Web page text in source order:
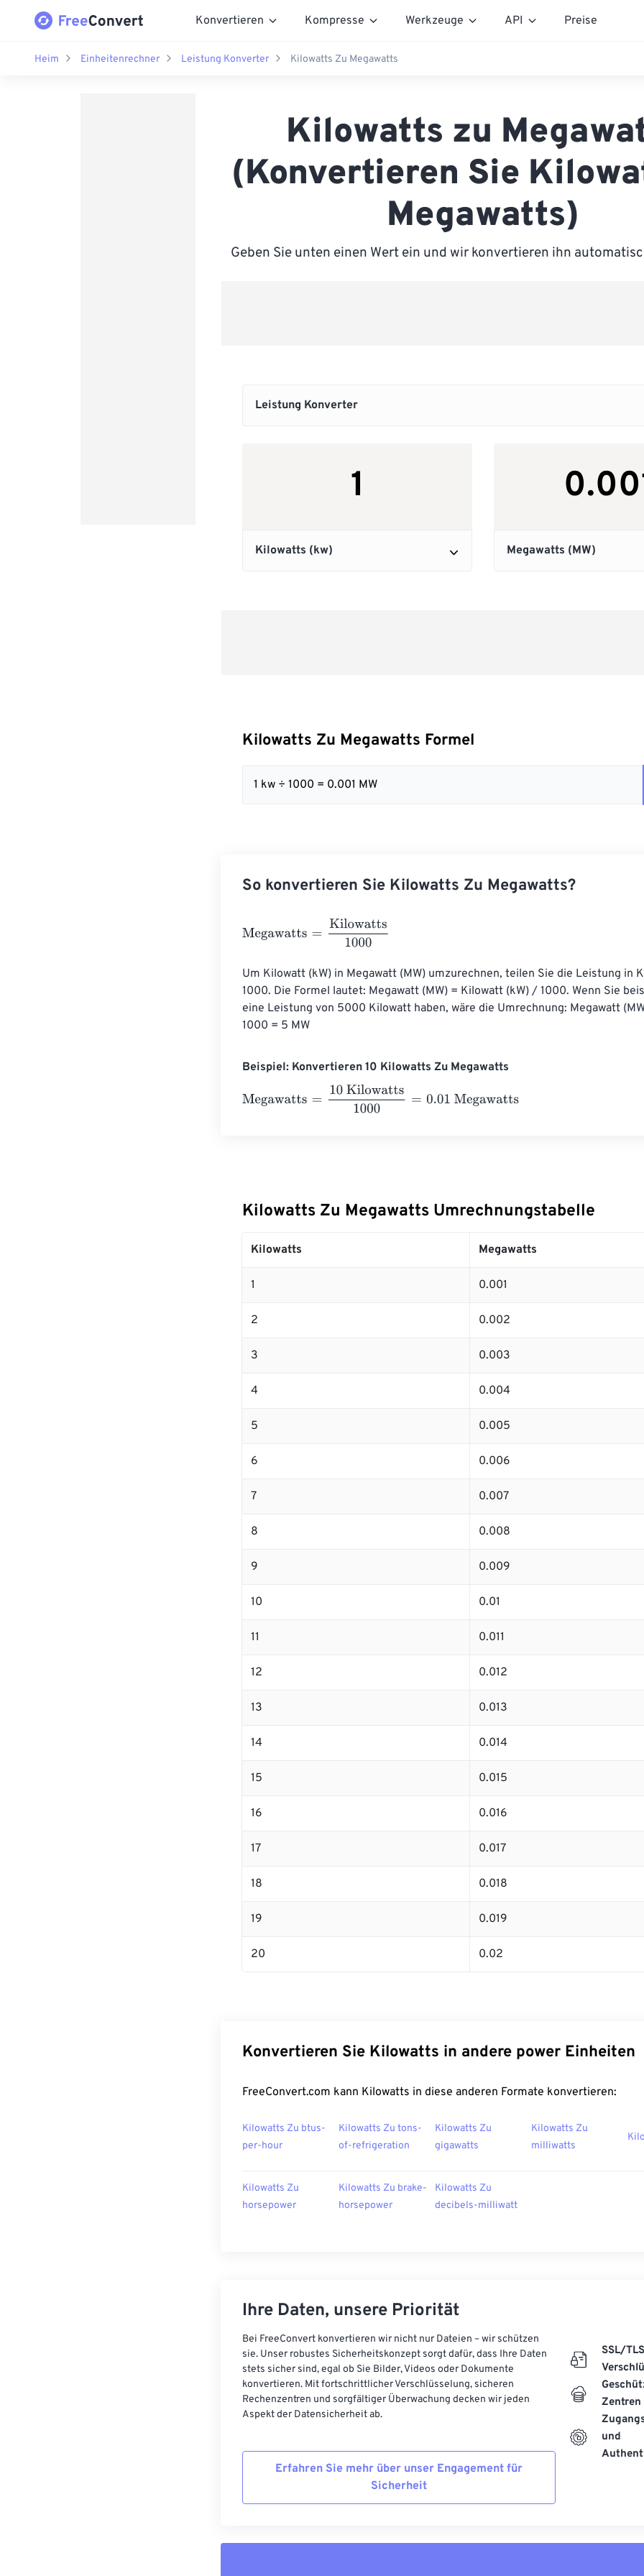
Konvertieren Kompresse Werkzeuge API Preise
Heim Einheitenrechner Leistung Konverter Kilowatts Zu Megawatts
Kilowatts zu
(Konvertieren Sie
Megawatts)
Geben Sie unten einen Wert ein und wir konvertieren ihn
Kilowatts Zu Megawatts Formel
1 kw ÷ 1000 = 0.001 MW
So konvertieren Sie Kilowatts Zu Megawatts?
Megawatts = Kilowatts1000
Um Kilowatt (kW) in Megawatt (MW) umzurechnen, teilen Sie die Leistung in
1000. Die Formel lautet: Megawatt (MW) = Kilowatt (kW) / 1000. Wenn Sie
eine Leistung von 5000 Kilowatt haben, wäre die Umrechnung: Megawatt
1000 = 5 MW
Beispiel: Konvertieren 10 Kilowatts Zu Megawatts
Megawatts = 10 Kilowatts1000=0.01 Megawatts
Kilowatts Zu Megawatts Umrechnungstabelle
Kilowatts Megawatts
1 0.001
2 0.002
3 0.003
4 0.004
5 0.005
6 0.006
7 0.007
8 0.008
9 0.009
10 0.01
11 0.011
12 0.012
13 0.013
14 0.014
15 0.015
16 0.016
17 0.017
18 0.018
19 0.019
20 0.02
Konvertieren Sie Kilowatts in andere power Einheiten
FreeConvert.com kann Kilowatts in diese anderen Formate konvertieren:
Kilowatts Zu btus-
per-hour
Kilowatts Zu tons-
of-refrigeration
Kilowatts Zu
gigawatts
Kilowatts Zu
milliwatts
Kilowatts Zu
horsepower
Kilowatts Zu brake-
horsepower
Kilowatts Zu
decibels-milliwatt
Ihre Daten, unsere Priorität
Bei FreeConvert konvertieren wir nicht nur Dateien – wir schützen
sie. Unser robustes Sicherheitskonzept sorgt dafür, dass Ihre Daten
stets sicher sind, egal ob Sie Bilder, Videos oder Dokumente
konvertieren. Mit fortschrittlicher Verschlüsselung, sicheren
Rechenzentren und sorgfältiger Überwachung decken wir jeden
Aspekt der Datensicherheit ab.
Erfahren Sie mehr über unser Engagement für
Sicherheit
SSL/TLS
Zentren
und